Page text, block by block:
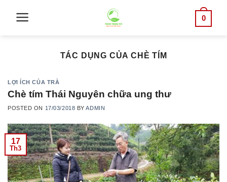
0
TÁC DỤNG CỦA CHÈ TÍM
LỢI ÍCH CỦA TRÀ
Chè tím Thái Nguyên chữa ung thư
POSTED ON 17/03/2018 BYADMIN
17
Th3